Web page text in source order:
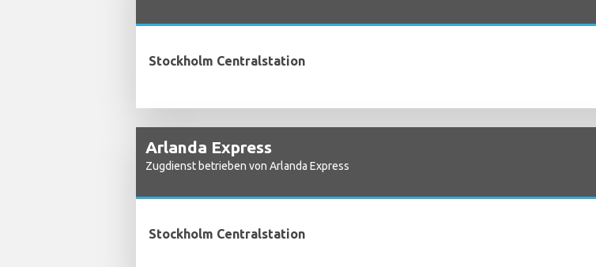
Stockholm Centralstation
Arlanda Express
Zugdienst betrieben von Arlanda Express
Stockholm Centralstation